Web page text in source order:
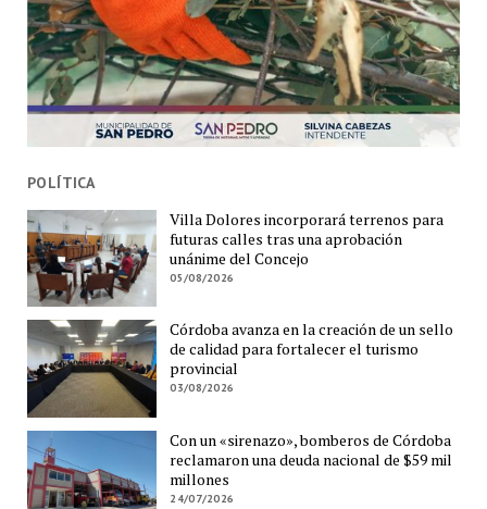
POLÍTICA
Villa Dolores incorporará terrenos para
futuras calles tras una aprobación
unánime del Concejo
05/08/2026
Córdoba avanza en la creación de un sello
de calidad para fortalecer el turismo
provincial
03/08/2026
Con un «sirenazo», bomberos de Córdoba
reclamaron una deuda nacional de $59 mil
millones
24/07/2026